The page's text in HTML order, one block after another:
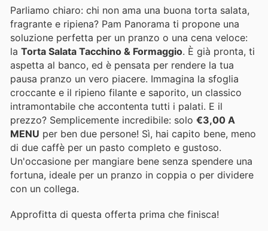
Parliamo chiaro: chi non ama una buona torta salata,
fragrante e ripiena? Pam Panorama ti propone una
soluzione perfetta per un pranzo o una cena veloce:
la Torta Salata Tacchino & Formaggio. È già pronta, ti
aspetta al banco, ed è pensata per rendere la tua
pausa pranzo un vero piacere. Immagina la sfoglia
croccante e il ripieno filante e saporito, un classico
intramontabile che accontenta tutti i palati. E il
prezzo? Semplicemente incredibile: solo €3,00 A
MENU per ben due persone! Sì, hai capito bene, meno
di due caffè per un pasto completo e gustoso.
Un'occasione per mangiare bene senza spendere una
fortuna, ideale per un pranzo in coppia o per dividere
con un collega.
Approfitta di questa offerta prima che finisca!